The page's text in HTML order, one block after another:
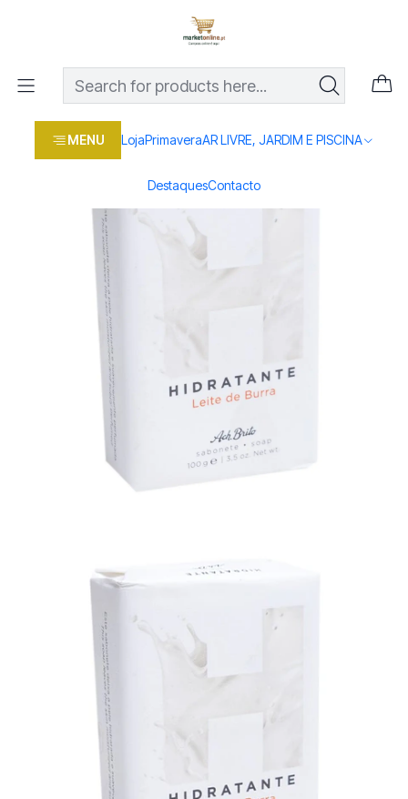
MENU LojaPrimaveraAR LIVRE, JARDIM E PISCINA
DestaquesContacto
Os melhores preços em produtos para casa, jardim e bricolage
Loja Beleza e saúde SABONETE LEITE BURRA 100GR